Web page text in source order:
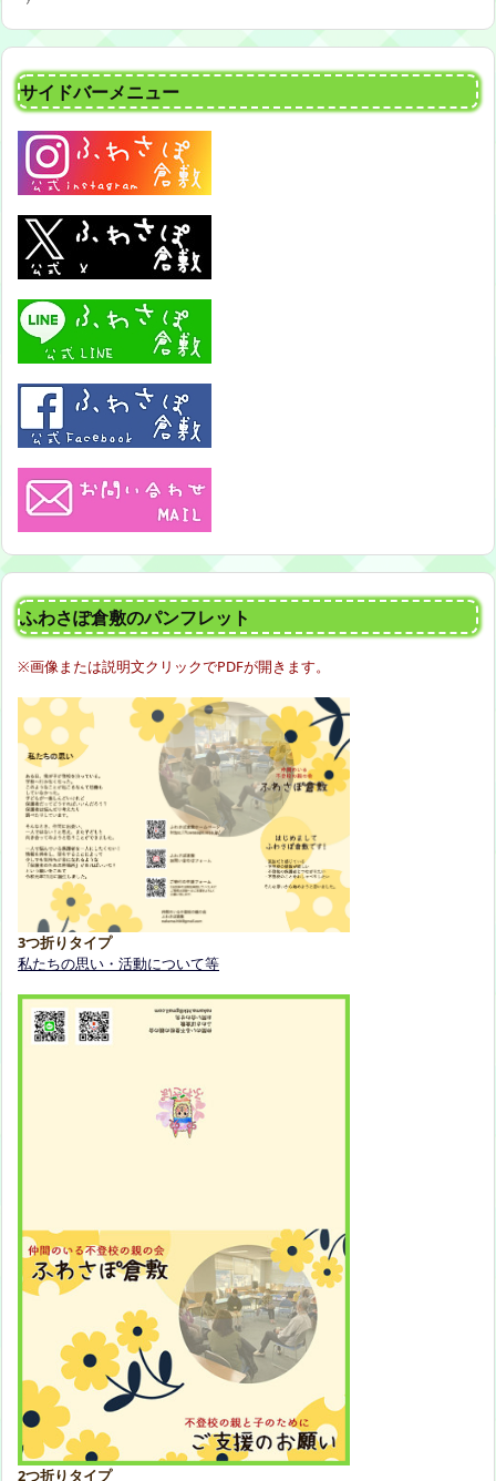
サイドバーメニュー
ふわさぽ倉敷のパンフレット
※画像または説明文クリックでPDFが開きます。
3つ折りタイプ
私たちの思い・活動について等
2つ折りタイプ